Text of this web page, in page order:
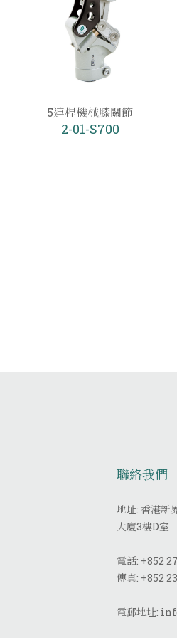
5連桿機械膝關節
2-01-S700
聯絡我們
地址: 香港新
大廈3樓D室
電話: +852
傳真: +852
電郵地址: